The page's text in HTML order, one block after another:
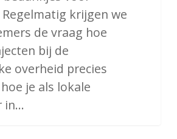
krijgen we
de vraag hoe
bij de
overheid precies
je als lokale
in…